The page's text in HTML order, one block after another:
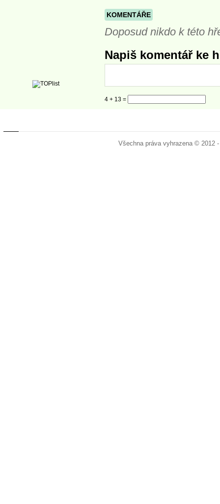
KOMENTÁŘE
Doposud nikdo k této
Napiš komentář ke
4 + 13 =
Všechna práva vyhrazena © 2012